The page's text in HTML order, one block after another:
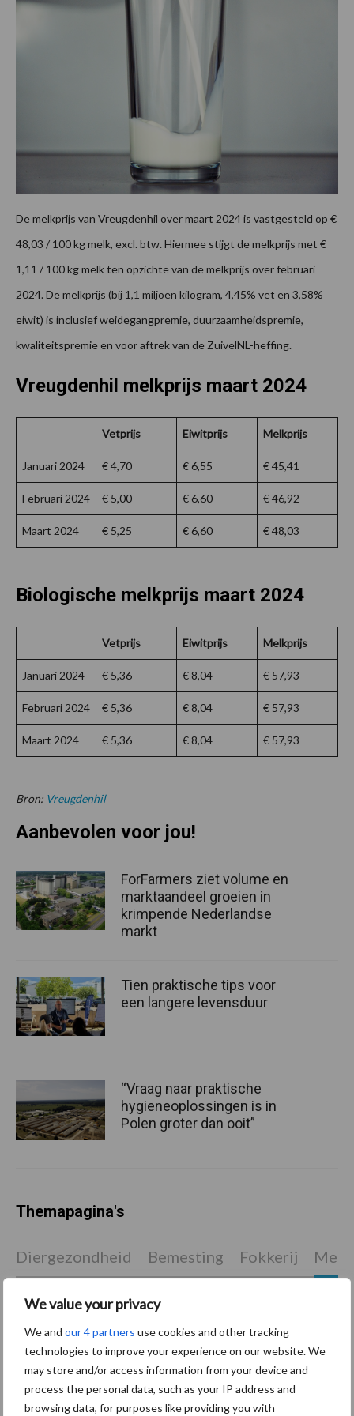
We value your privacy
We and our 4 partners use cookies and other tracking
technologies to improve your experience on our website. We
may store and/or access information from your device and
process the personal data, such as your IP address and
browsing data, for purposes like providing you with
De melkprijs van Vreugdenhil over maart 2024 is vastgesteld op €
48,03 / 100 kg melk, excl. btw. Hiermee stijgt de melkprijs met €
1,11 / 100 kg melk ten opzichte van de melkprijs over februari
2024. De melkprijs (bij 1,1 miljoen kilogram, 4,45% vet en 3,58%
eiwit) is inclusief weidegangpremie, duurzaamheidspremie,
kwaliteitspremie en voor aftrek van de ZuivelNL-heffing.
Vreugdenhil melkprijs maart 2024
Vetprijs Eiwitprijs Melkprijs
Januari 2024 € 4,70 € 6,55 € 45,41
Februari 2024 € 5,00 € 6,60 € 46,92
Maart 2024 € 5,25 € 6,60 € 48,03
Biologische melkprijs maart 2024
Vetprijs Eiwitprijs Melkprijs
Januari 2024 € 5,36 € 8,04 € 57,93
Februari 2024 € 5,36 € 8,04 € 57,93
Maart 2024 € 5,36 € 8,04 € 57,93
Bron: Vreugdenhil
Aanbevolen voor jou!
ForFarmers ziet volume en
marktaandeel groeien in
krimpende Nederlandse
markt
Tien praktische tips voor
een langere levensduur
“Vraag naar praktische
hygieneoplossingen is in
Polen groter dan ooit”
Themapagina's
Diergezondheid Bemesting Fokkerij
Bedrijfsnieuws
Ligbox &
Voerhekken